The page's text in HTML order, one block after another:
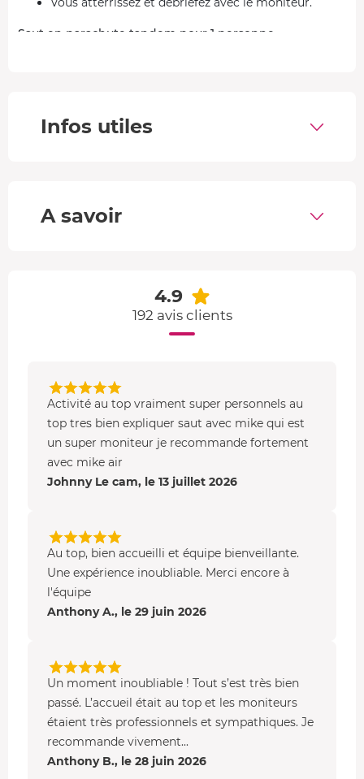
Saut en parachute tandem pour 1 personne
Deux moniteurs vous accompagnent dans l'avion et vous
Infos utiles
A savoir
4.9
192 avis clients
Activité au top vraiment super personnels au
top tres bien expliquer saut avec mike qui est
un super moniteur je recommande fortement
avec mike air
Johnny Le cam, le 13 juillet 2026
Au top, bien accueilli et équipe bienveillante.
Une expérience inoubliable. Merci encore à
l'équipe
Anthony A., le 29 juin 2026
Un moment inoubliable ! Tout s’est très bien
passé. L’accueil était au top et les moniteurs
étaient très professionnels et sympathiques. Je
recommande vivement...
Anthony B., le 28 juin 2026